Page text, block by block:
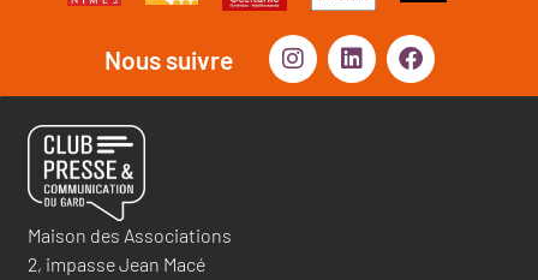
Nous suivre
Maison des Associations
2, impasse Jean Macé